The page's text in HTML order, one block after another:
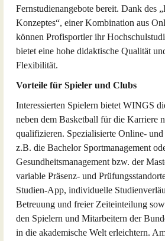
Fernstudienangebote bereit. Dank des
Konzeptes“, einer Kombination aus
können Profisportler ihr
bietet eine hohe didaktische Qualität
Flexibilität.
Vorteile für Spieler und Clubs
Interessierten Spielern bietet WINGS
neben dem Basketball für die Karriere
qualifizieren. Spezialisierte Online-
z.B. die Bachelor Sportmanagement
Gesundheitsmanagement bzw. der
variable Präsenz- und
Studien-App, individuelle
Betreuung und freier Zeiteinteilung
den Spielern und Mitarbeitern der
in die akademische Welt erleichtern.